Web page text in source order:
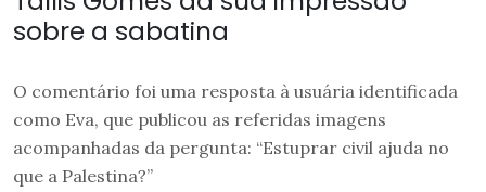
sobre a sabatina
O comentário foi uma resposta à usuária identificada
como Eva, que publicou as referidas imagens
acompanhadas da pergunta: “Estuprar civil ajuda no
que a Palestina?”